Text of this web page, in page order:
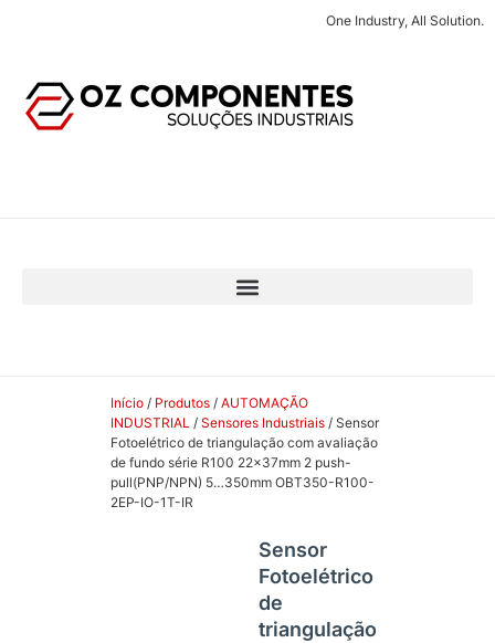
One Industry, All Solution.
Início / Produtos / AUTOMAÇÃO
INDUSTRIAL / Sensores Industriais / Sensor
Fotoelétrico de triangulação com avaliação
de fundo série R100 22x37mm 2 push-
pull(PNP/NPN) 5…350mm OBT350-R100-
2EP-IO-1T-IR
Sensor
Fotoelétrico
de
triangulação